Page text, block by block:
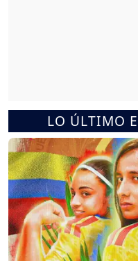
LO ÚLTIMO